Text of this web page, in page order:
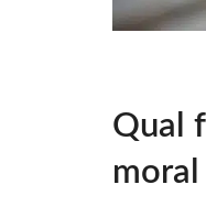
Qual
moral